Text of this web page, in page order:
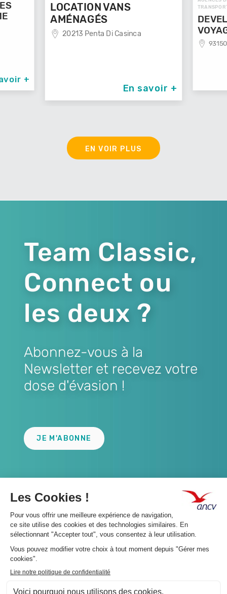
En savoir +
TRANSPORTS
DEVELOP'MENT'
VOYAGES
En savoir +
EN VOIR PLUS
Team Classic,
Connect ou
les deux ?
Abonnez-vous à la
Newsletter et recevez votre
dose d'évasion !
JE M'ABONNE
A propos 👇
Suivez-nous 👇